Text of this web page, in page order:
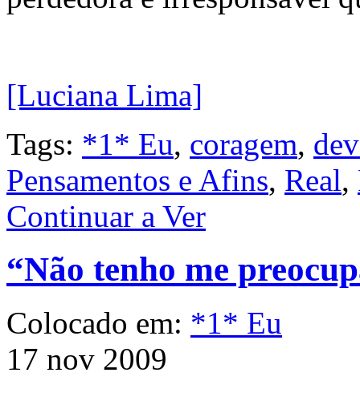
[Luciana Lima]
Tags: *1* Eu, coragem,
Pensamentos e Afins, Real,
Continuar a Ver
“Não tenho me
Colocado em: *1* Eu
17 nov 2009